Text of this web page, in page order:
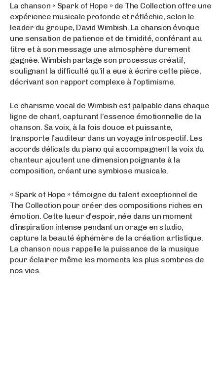
La chanson « Spark of Hope » de The Collection offre une
expérience musicale profonde et réfléchie, selon le
leader du groupe, David Wimbish. La chanson évoque
une sensation de patience et de timidité, conférant au
titre et à son message une atmosphère durement
gagnée. Wimbish partage son processus créatif,
soulignant la difficulté qu’il a eue à écrire cette pièce,
décrivant son rapport complexe à l’optimisme.
Le charisme vocal de Wimbish est palpable dans chaque
ligne de chant, capturant l’essence émotionnelle de la
chanson. Sa voix, à la fois douce et puissante,
transporte l’auditeur dans un voyage introspectif. Les
accords délicats du piano qui accompagnent la voix du
chanteur ajoutent une dimension poignante à la
composition, créant une symbiose musicale.
« Spark of Hope » témoigne du talent exceptionnel de
The Collection pour créer des compositions riches en
émotion. Cette lueur d’espoir, née dans un moment
d’inspiration intense pendant un orage en studio,
capture la beauté éphémère de la création artistique.
La chanson nous rappelle la puissance de la musique
pour éclairer même les moments les plus sombres de
nos vies.